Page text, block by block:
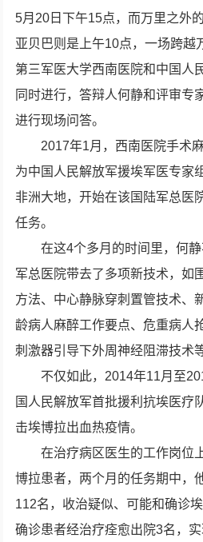
5月20日下午15点，而万里之外
亚贝巴则是上午10点，一场跨越
第三军医大学西南医院和中国人
同时进行，答辩人何静和评审专
进行现场问答。
2017年1月，西南医院手术
为中国人民解放军援埃军医专家
非洲大地，开始在该国陆军总医
任务。
在这4个多月的时间里，何
军总医院带去了多项新技术，如
方法、中心静脉穿刺置管技术、
龄病人麻醉工作要点、危重病人
刺激器引导下外周神经阻滞技术
不仅如此，2014年11月至
国人民解放军首批援利抗埃医疗
击埃博拉出血热疫情。
在治疗病区医生的工作岗位
博拉患者，两个月的任务期中，
112名，收治疑似、可能和确诊
确诊患者经治疗痊愈出院3名，实